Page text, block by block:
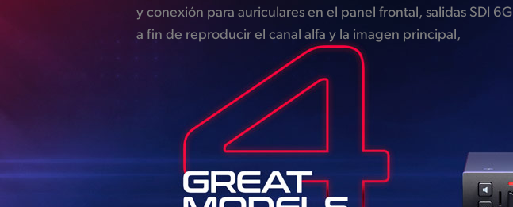
y conexión para auriculares en el panel frontal, salidas SDI 6G
a fin de reproducir el canal alfa y la imagen principal,
H.264, H.265, ProRes o DNx (2160p60) en todas